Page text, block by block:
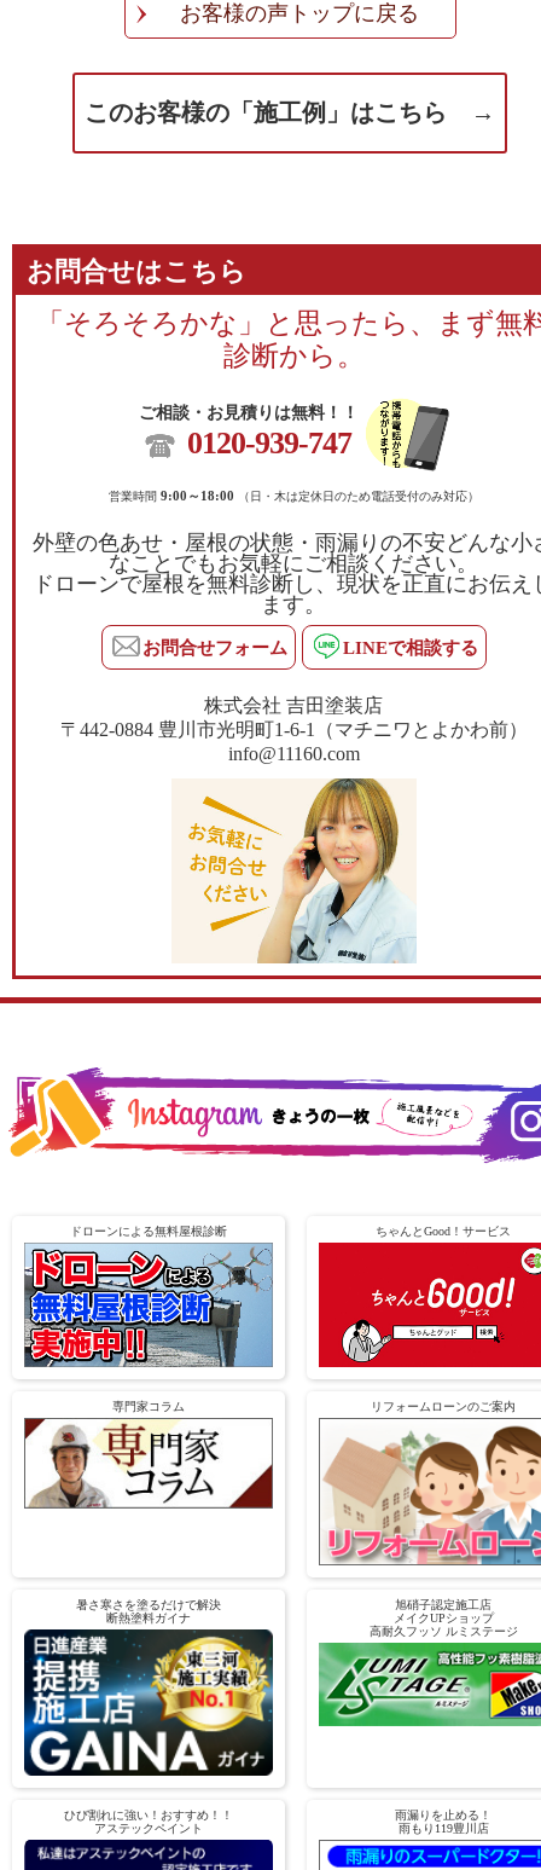
お客様の声トップに戻る
このお客様の「施工例」はこちら →
お問合せはこちら
「そろそろかな」と思ったら、まず無
診断から。
ご相談・お見積りは無料！！
0120-939-747
営業時間 9:00～18:00 （日・木は定休日のため電話受付のみ対応）
外壁の色あせ・屋根の状態・雨漏りの不安どんな小
なことでもお気軽にご相談ください。
ドローンで屋根を無料診断し、現状を正直にお伝え
ます。
お問合せフォーム LINEで相談する
株式会社 吉田塗装店
〒442-0884 豊川市光明町1-6-1（マチニワとよかわ前）
info@11160.com
ドローンによる無料屋根診断 ちゃんとGood！サービス
専門家コラム リフォームローンのご案内
暑さ寒さを塗るだけで解決
断熱塗料ガイナ
旭硝子認定施工店
メイクUPショップ
高耐久フッソ ルミステージ
ひび割れに強い！おすすめ！！
アステックペイント
雨漏りを止める！
雨もり119豊川店